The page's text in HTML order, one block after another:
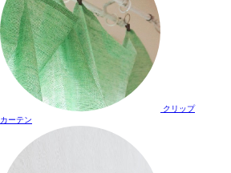
クリップ
カーテン